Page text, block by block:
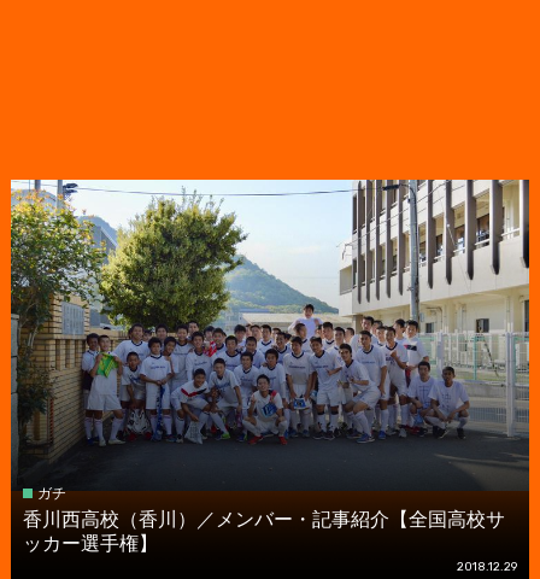
ガチ
香川西高校（香川）／メンバー・記事紹介【全国高校サ
ッカー選手権】
2018.12.29